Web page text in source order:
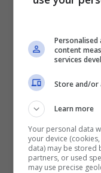
che alimenta il
faccenda. Da
la relazione con
che questa
stata condivisa
campata in
Ma nemmeno
content
services
Store and/or
Learn more
Your personal data
your device
data) may be stored
partners, or used
may use precise